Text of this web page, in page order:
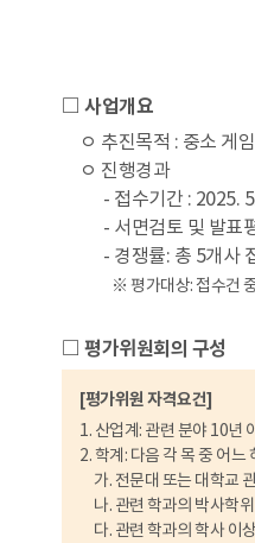
□ 사업개요
ㅇ 추진목적 : 중소 게
ㅇ 진행경과
- 접수기간 : 2025.
- 서면검토 및 발표
- 경쟁률: 총 5개사
※ 평가대상: 접수건
□ 평가위원회의 구성
[평가위원 자격요건]
1. 산업계: 관련 분야 10년
2. 학계: 다음 각 목 중 어느
가. 전문대 또는 대학교
나. 관련 학과의 박사학
다. 관련 학과의 학사 이